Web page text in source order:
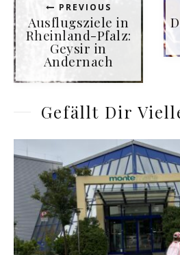
PREVIOUS
Ausflugsziele in
Rheinland-Pfalz:
Geysir in
Andernach
Gefällt Dir